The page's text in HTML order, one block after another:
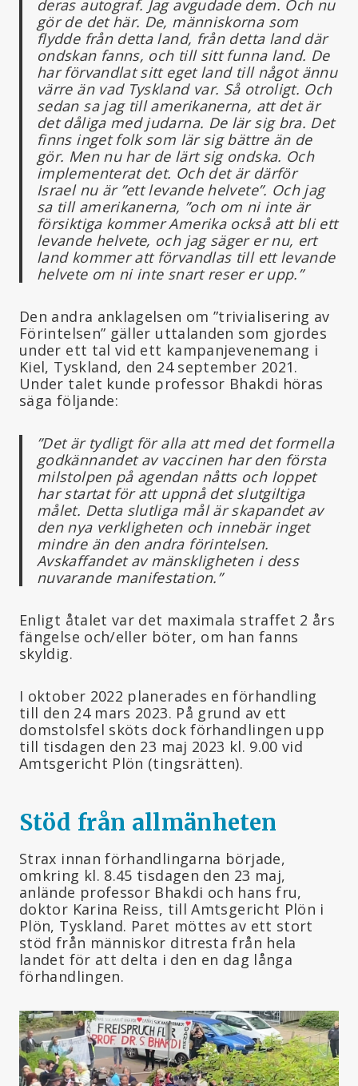
deras autograf. Jag avgudade dem. Och nu
gör de det här. De, människorna som
flydde från detta land, från detta land där
ondskan fanns, och till sitt funna land. De
har förvandlat sitt eget land till något ännu
värre än vad Tyskland var. Så otroligt. Och
sedan sa jag till amerikanerna, att det är
det dåliga med judarna. De lär sig bra. Det
finns inget folk som lär sig bättre än de
gör. Men nu har de lärt sig ondska. Och
implementerat det. Och det är därför
Israel nu är ”ett levande helvete”. Och jag
sa till amerikanerna, ”och om ni inte är
försiktiga kommer Amerika också att bli ett
levande helvete, och jag säger er nu, ert
land kommer att förvandlas till ett levande
helvete om ni inte snart reser er upp.”
Den andra anklagelsen om ”trivialisering av
Förintelsen” gäller uttalanden som gjordes
under ett tal vid ett kampanjevenemang i
Kiel, Tyskland, den 24 september 2021.
Under talet kunde professor Bhakdi höras
säga följande:
”Det är tydligt för alla att med det formella
godkännandet av vaccinen har den första
milstolpen på agendan nåtts och loppet
har startat för att uppnå det slutgiltiga
målet. Detta slutliga mål är skapandet av
den nya verkligheten och innebär inget
mindre än den andra förintelsen.
Avskaffandet av mänskligheten i dess
nuvarande manifestation.”
Enligt åtalet var det maximala straffet 2 års
fängelse och/eller böter, om han fanns
skyldig.
I oktober 2022 planerades en förhandling
till den 24 mars 2023. På grund av ett
domstolsfel sköts dock förhandlingen upp
till tisdagen den 23 maj 2023 kl. 9.00 vid
Amtsgericht Plön (tingsrätten).
Stöd från allmänheten
Strax innan förhandlingarna började,
omkring kl. 8.45 tisdagen den 23 maj,
anlände professor Bhakdi och hans fru,
doktor Karina Reiss, till Amtsgericht Plön i
Plön, Tyskland. Paret möttes av ett stort
stöd från människor ditresta från hela
landet för att delta i den en dag långa
förhandlingen.